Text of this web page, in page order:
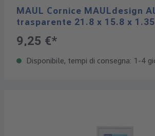
MAUL Cornice MAULdesign
trasparente 21.8 x 15.8 x
9,25 €*
Disponibile, tempi di consegna: 1-4